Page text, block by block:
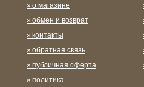
о магазине
обмен и возврат
контакты
обратная связь
публичная оферта
политика